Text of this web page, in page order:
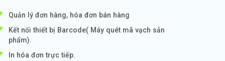
Quản lý đơn hàng, hóa đơn bán hàng
Kết nối thiết bị Barcode( Máy quét mã vạch sản
phẩm).
In hóa đơn trực tiếp.